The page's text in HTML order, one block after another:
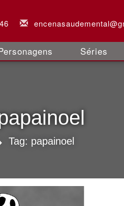
Séries
Tag: papainoel